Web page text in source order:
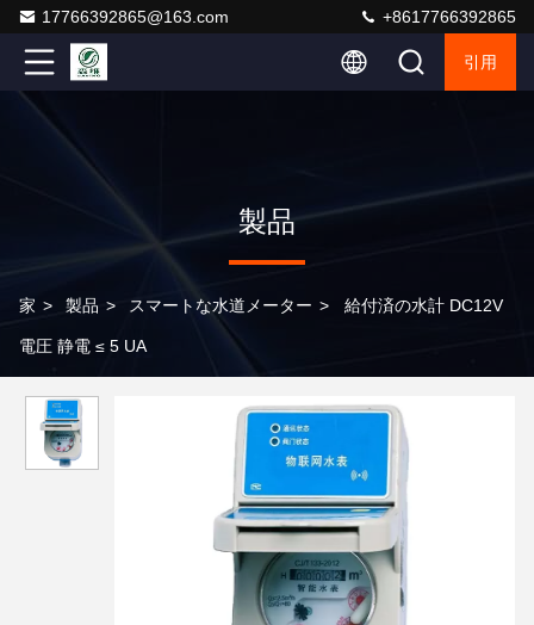
17766392865@163.com +8617766392865
引用
製品
家 > 製品 > スマートな水道メーター > 給付済の水計 DC12V
電圧 静電 ≤ 5 UA